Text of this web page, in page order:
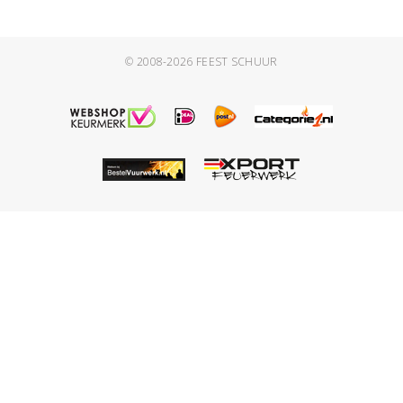
© 2008-2026 FEEST SCHUUR